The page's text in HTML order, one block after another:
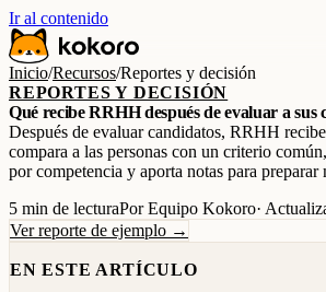
Ir al contenido
Inicio/Recursos/Reportes y decisión
REPORTES Y DECISIÓN
Qué recibe RRHH después de evaluar a sus
Después de evaluar candidatos, RRHH
compara a las personas con un criterio
por competencia y aporta notas para preparar
5 min de lecturaPor Equipo Kokoro·
Ver reporte de ejemplo →
EN ESTE ARTÍCULO